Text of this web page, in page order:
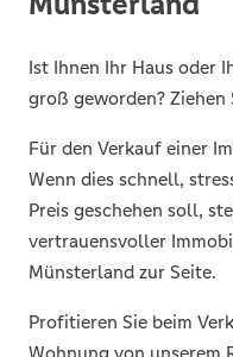
Ist Ihnen Ihr Haus oder
groß geworden? Ziehen
Für den Verkauf einer
Wenn dies schnell,
Preis geschehen soll,
vertrauensvoller
Münsterland zur Seite.
Profitieren Sie beim